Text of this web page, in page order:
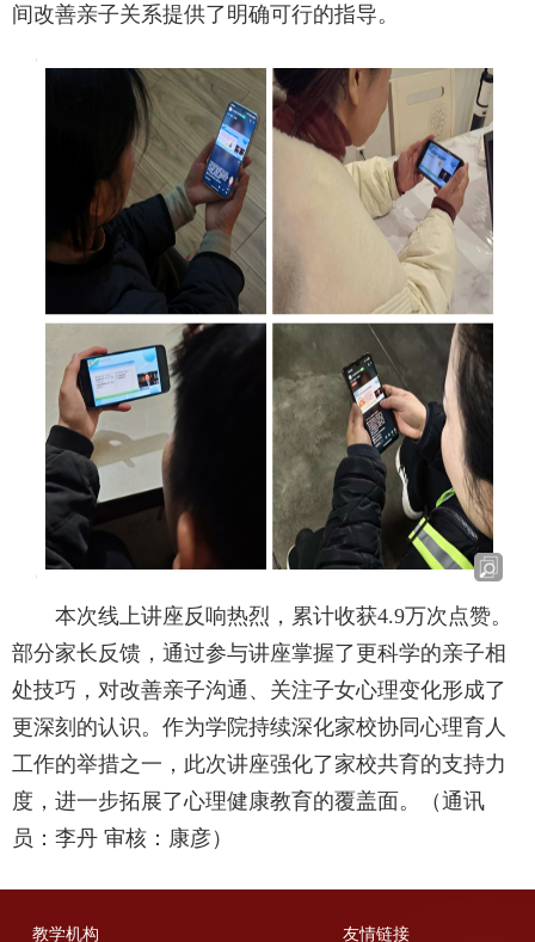
间改善亲子关系提供了明确可行的指导。
本次线上讲座反响热烈，累计收获4.9万次点赞。
部分家长反馈，通过参与讲座掌握了更科学的亲子相
处技巧，对改善亲子沟通、关注子女心理变化形成了
更深刻的认识。作为学院持续深化家校协同心理育人
工作的举措之一，此次讲座强化了家校共育的支持力
度，进一步拓展了心理健康教育的覆盖面。（通讯
员：李丹 审核：康彦）
教学机构 友情链接